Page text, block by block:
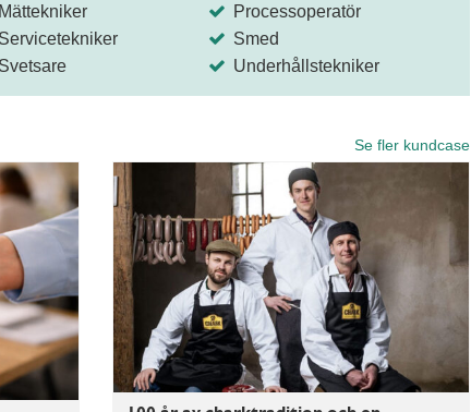
Mättekniker
Processoperatör
Servicetekniker
Smed
Svetsare Underhållstekniker
Se fler kundcase